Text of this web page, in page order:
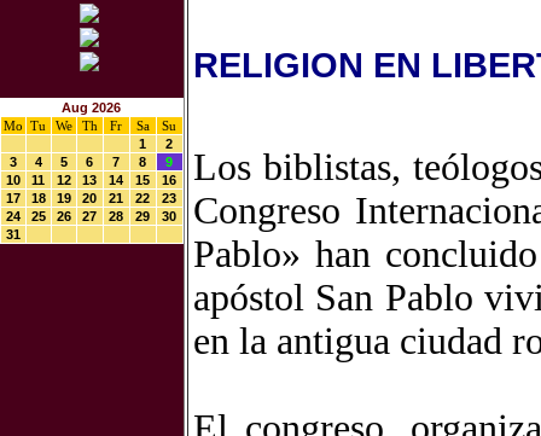
Aug 2026
Mo
Tu We Th Fr Sa
Su
1
2
3
4 5 6 7 8
9
10
11 12 13 14 15
16
17
18 19 20 21 22
23
24
25 26 27 28 29
30
31
RELIGION EN
Los biblistas,
Congreso
Pablo» han
apóstol San Pablo
en la antigua ciudad